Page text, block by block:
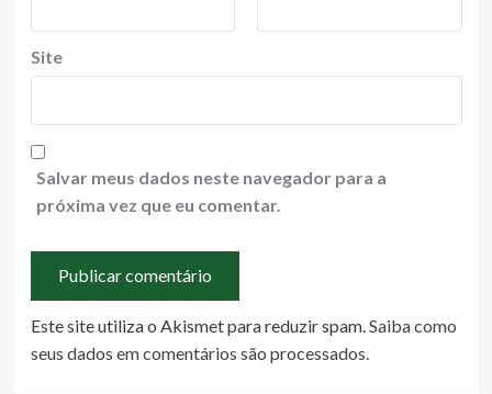
Site
Salvar meus dados neste navegador para a
próxima vez que eu comentar.
Este site utiliza o Akismet para reduzir spam.Saiba como
seus dados em comentários são processados.